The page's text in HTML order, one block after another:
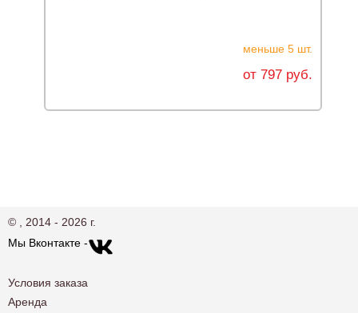
меньше 5 шт.
от 797 руб.
© , 2014 - 2026 г.
Мы Вконтакте -
Условия заказа
Аренда